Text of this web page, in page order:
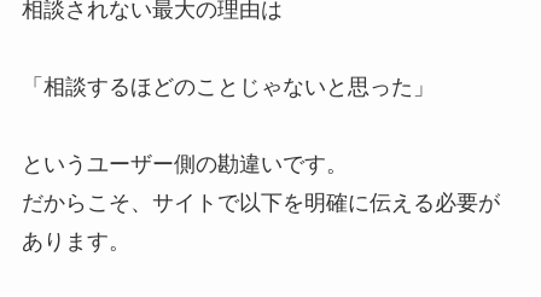
相談されない最大の理由は
「相談するほどのことじゃないと思った」
というユーザー側の勘違いです。
だからこそ、サイトで以下を明確に伝える必要が
あります。